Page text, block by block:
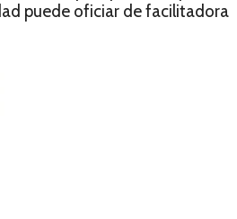
puede oficiar de facilitadora